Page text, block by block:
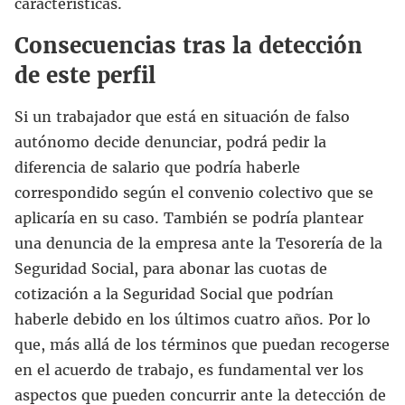
Consecuencias tras la detección
de este perfil
Si un trabajador que está en situación de falso
autónomo decide denunciar, podrá pedir la
diferencia de salario que podría haberle
correspondido según el convenio colectivo que se
aplicaría en su caso. También se podría plantear
una denuncia de la empresa ante la Tesorería de la
Seguridad Social, para abonar las cuotas de
cotización a la Seguridad Social que podrían
haberle debido en los últimos cuatro años. Por lo
que, más allá de los términos que puedan recogerse
en el acuerdo de trabajo, es fundamental ver los
aspectos que pueden concurrir ante la detección de